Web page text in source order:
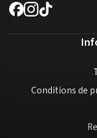
Conditions de